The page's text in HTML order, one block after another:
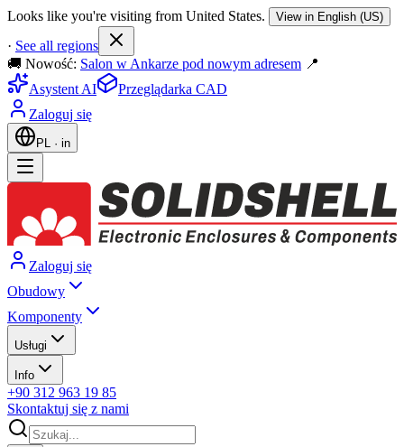
Looks like you're visiting from United States. View in English (US)
· See all regions
🚚 Nowość: Salon w Ankarze pod nowym adresem 📍
Asystent AI
Przeglądarka CAD
Zaloguj się
PL · in
Zaloguj się
Obudowy
Komponenty
Usługi
Info
+90 312 963 19 85
Skontaktuj się z nami